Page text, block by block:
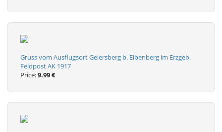
Gruss vom Ausflugsort Geiersberg b. Eibenberg im Erzgeb.
Feldpost AK 1917
Price:9.99 €